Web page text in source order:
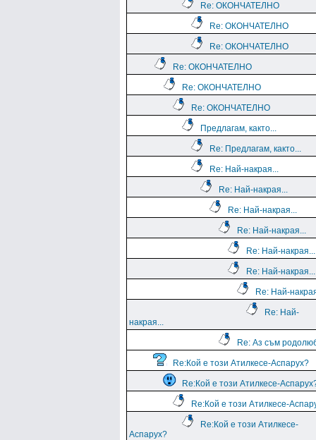
Re: ОКОНЧАТЕЛНО
Re: ОКОНЧАТЕЛНО
Re: ОКОНЧАТЕЛНО
Re: ОКОНЧАТЕЛНО
Re: ОКОНЧАТЕЛНО
Re: ОКОНЧАТЕЛНО
Предлагам, както...
Re: Предлагам, както...
Re: Най-накрая...
Re: Най-накрая...
Re: Най-накрая...
Re: Най-накрая...
Re: Най-накрая...
Re: Най-накрая...
Re: Най-
Re: Най-
накрая...
Re: Аз съм
Re:Кой е този Атилкесе-Аспарух?
Re:Кой е този Атилкесе-
Re:Кой е този Атилкесе-
Re:Кой е този Атилкесе-
Аспарух?